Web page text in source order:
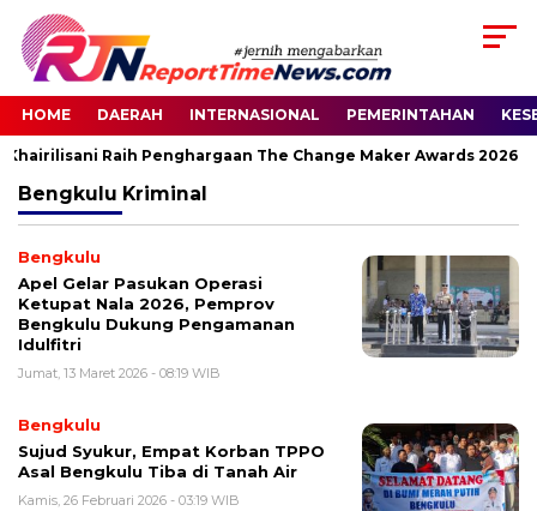
HOME DAERAH INTERNASIONAL PEMERINTAHAN
Raih Penghargaan The Change Maker Awards 2026
Bengkulu Kriminal
Bengkulu
Apel Gelar Pasukan Operasi
Ketupat Nala 2026, Pemprov
Bengkulu Dukung Pengamanan
Idulfitri
Jumat, 13 Maret 2026 - 08:19 WIB
Bengkulu
Sujud Syukur, Empat Korban TPPO
Asal Bengkulu Tiba di Tanah Air
Kamis, 26 Februari 2026 - 03:19 WIB